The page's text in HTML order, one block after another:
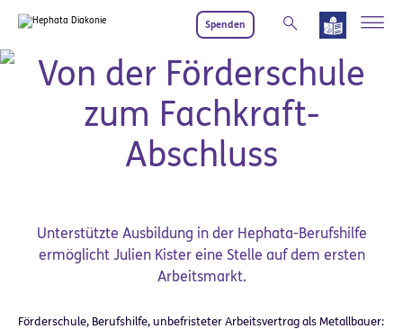
Spenden
Berufshilfe macht Teilhabe möglich
Von der Förderschule
zum Fachkraft-
Abschluss
Unterstützte Ausbildung in der Hephata-Berufshilfe
ermöglicht Julien Kister eine Stelle auf dem ersten
Arbeitsmarkt.
Förderschule, Berufshilfe, unbefristeter Arbeitsvertrag als Metallbauer: